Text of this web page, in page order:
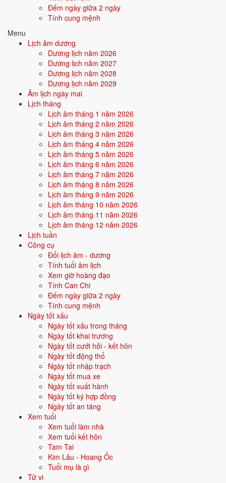
Đếm ngày giữa 2 ngày
Tính cung mệnh
Menu
Lịch âm dương
Dương lịch năm 2026
Dương lịch năm 2027
Dương lịch năm 2028
Dương lịch năm 2029
Âm lịch ngày mai
Lịch tháng
Lịch âm tháng 1 năm 2026
Lịch âm tháng 2 năm 2026
Lịch âm tháng 3 năm 2026
Lịch âm tháng 4 năm 2026
Lịch âm tháng 5 năm 2026
Lịch âm tháng 6 năm 2026
Lịch âm tháng 7 năm 2026
Lịch âm tháng 8 năm 2026
Lịch âm tháng 9 năm 2026
Lịch âm tháng 10 năm 2026
Lịch âm tháng 11 năm 2026
Lịch âm tháng 12 năm 2026
Lịch tuần
Công cụ
Đổi lịch âm - dương
Tính tuổi âm lịch
Xem giờ hoàng đạo
Tính Can Chi
Đếm ngày giữa 2 ngày
Tính cung mệnh
Ngày tốt xấu
Ngày tốt xấu trong tháng
Ngày tốt khai trương
Ngày tốt cưới hỏi - kết hôn
Ngày tốt động thổ
Ngày tốt nhập trạch
Ngày tốt mua xe
Ngày tốt xuất hành
Ngày tốt ký hợp đồng
Ngày tốt an táng
Xem tuổi
Xem tuổi làm nhà
Xem tuổi kết hôn
Tam Tai
Kim Lâu - Hoang Ốc
Tuổi mụ là gì
Tử vi
Tìm hiểu chi tiết nạp âm Tùng Bách Mộc: màu hợp, hướng tốt, năm
sinh, tương sinh tương khắc →
Quan hệ Can × Chi (Kim khắc Mộc):
thân chế ngự hoàn cảnh. Tính cách mạnh mẽ, kiểm soát cao, dễ làm
Điểm mạnh:Quyết đoán, có khả năng dẫn dắt, biết cách áp đặt
và đạt mục tiêu.
Điểm cần lưu ý:
cách hòa hợp.
Bối cảnh vận khí khi sinh năm 2011
Người sinh năm2011rơi vào Vận 8 - Bát Bạch Thổ
trong chu kỳ Tam Nguyên Cửu Vận. Mệnh Mộc sinh trong Vận 8 Bát
Bạch Thổ (Thổ) - mộc khắc thổ: bản mệnh phải vượt qua thử thách
của thời đại để khẳng định mình, nhưng nếu vượt được sẽ tạo nên dấu
Tính chất vận:Tích lũy, bất động sản - Vận tích trữ tài sản, bất
động sản, đô thị hoá.
Quan hệ mệnh × vận: Mộc khắc Thổ.
Vận năm 2026 Bính Ngọ cho người sinh năm 2011
(Bính Ngọ), người tuổiMão
thuộc nhómThiếu niên. Quan hệ với Thái Tuế năm xem:
với Thái Tuế.
Năm tương đối ổn định - không có biến động lớn về vận khí.
Năm 2026 người sinh năm 2011 nên tập trung gì?
15 (Thiếu niên), người sinh năm 2011 nên ưu tiên các chủ
Hướng nghiệp tương lai
Chọn ngành học cấp 3
Đặt tên cho người sinh năm 2011 mệnh Mộc
Khi đặt tên cho người sinh năm